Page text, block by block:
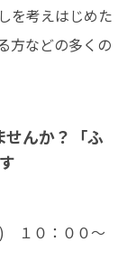
を考えはじめた
方などの多くの
せんか？「ふ
１０：００～